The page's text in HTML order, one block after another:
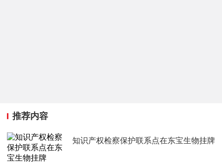
推荐内容
知识产权检察保护联系点在东宝生物挂牌